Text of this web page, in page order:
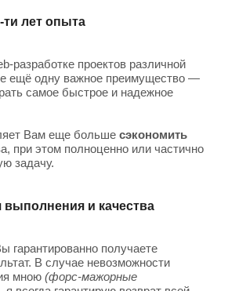
ти лет опыта
разработке проектов различной
ещё одну важное преимущество —
самое быстрое и надежное
Вам еще больше сэкономить
при этом полноценно или частично
задачу.
выполнения и качества
гарантированно получаете
В случае невозможности
мною (форс-мажорные